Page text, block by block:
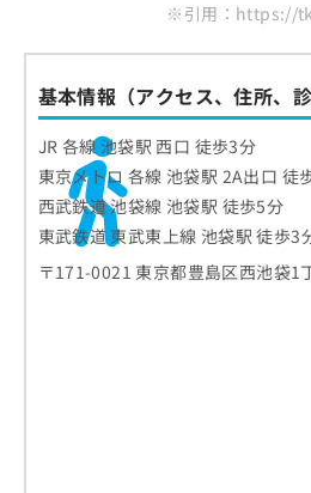
※引用：https://
基本情報（アクセス、住所、診
JR 各線 池袋駅 西口 徒歩3分
東京メトロ 各線 池袋駅 2A出口 徒
西武鉄道 池袋線 池袋駅 徒歩5分
東武鉄道 東武東上線 池袋駅 徒歩3
〒171-0021 東京都豊島区西池袋1